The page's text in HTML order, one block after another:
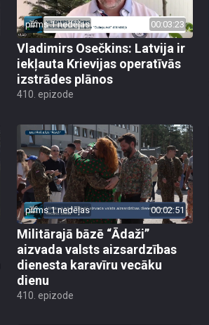
pirms 1 nedēļas 00:03:23
Vladimirs Osečkins: Latvija ir
iekļauta Krievijas operatīvās
izstrādes plānos
410. epizode
pirms 1 nedēļas 00:02:51
Militārajā bāzē “Ādaži”
aizvada valsts aizsardzības
dienesta karavīru vecāku
dienu
410. epizode